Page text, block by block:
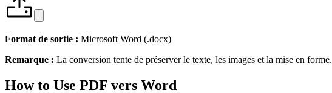
Format de sortie : Microsoft Word (.docx)
Remarque : La conversion tente de préserver le texte, les images et la mise en forme.
How to Use PDF vers Word